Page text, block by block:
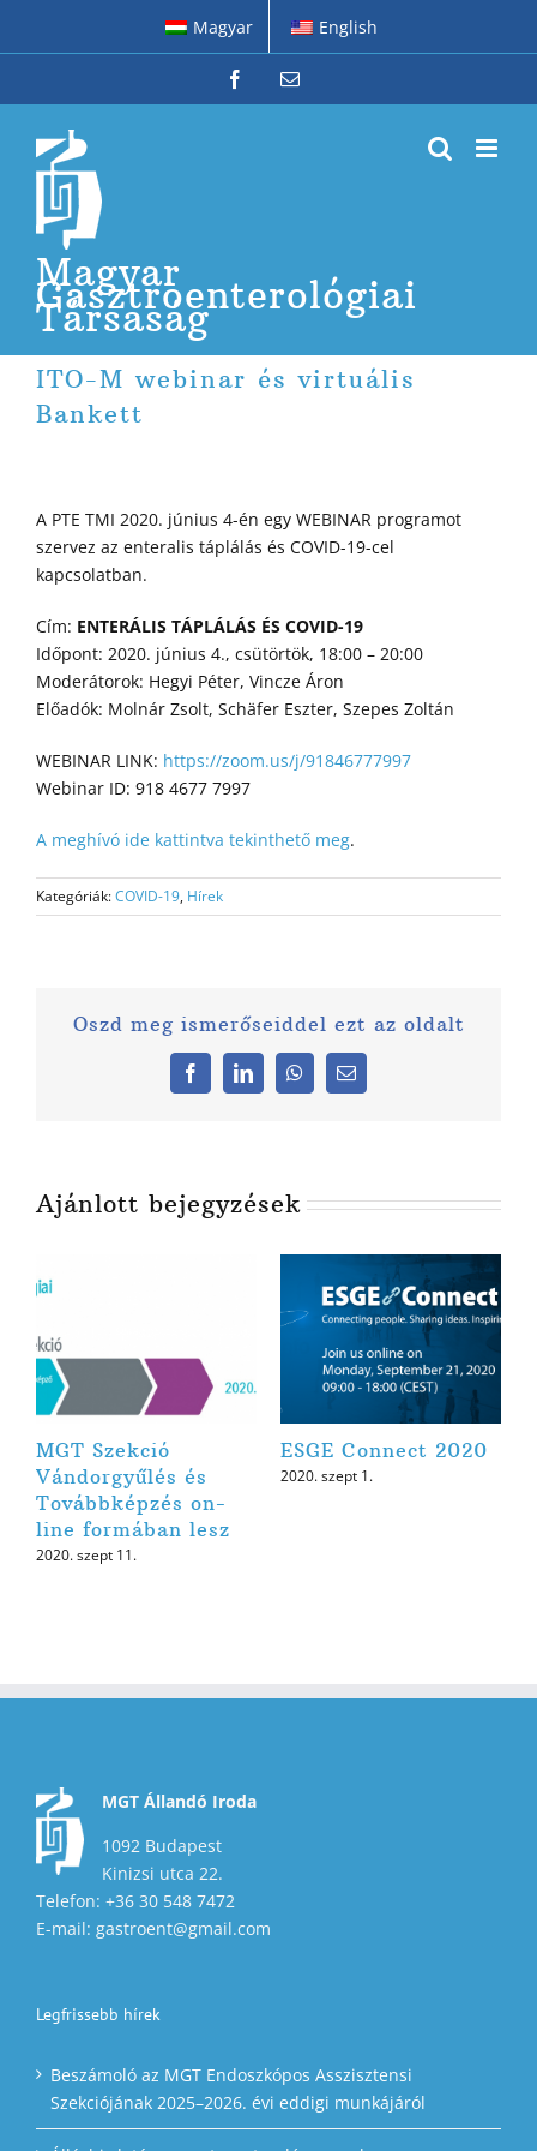
Magyar English
FacebookEmail:
Magyar
Gasztroenterológiai
Társaság
ITO-M webinar és virtuális
Bankett
A PTE TMI 2020. június 4-én egy WEBINAR programot
szervez az enteralis táplálás és COVID-19-cel
kapcsolatban.
Cím: ENTERÁLIS TÁPLÁLÁS ÉS COVID-19
Időpont: 2020. június 4., csütörtök, 18:00 – 20:00
Moderátorok: Hegyi Péter, Vincze Áron
Előadók: Molnár Zsolt, Schäfer Eszter, Szepes Zoltán
WEBINAR LINK: https://zoom.us/j/91846777997
Webinar ID: 918 4677 7997
A meghívó ide kattintva tekinthető meg.
Kategóriák:COVID-19, Hírek
Oszd meg ismerőseiddel ezt az oldalt
FacebookLinkedInWhatsAppEmail:
Ajánlott bejegyzések
MGT Szekció
Vándorgyűlés és
Továbbképzés on-
line formában lesz
2020. szept 11.
ESGE Connect 2020
2020. szept 1.
MGT Állandó Iroda
1092 Budapest
Kinizsi utca 22.
Telefon: +36 30 548 7472
E-mail: gastroent@gmail.com
Legfrissebb hírek
Beszámoló az MGT Endoszkópos Asszisztensi
Szekciójának 2025–2026. évi eddigi munkájáról